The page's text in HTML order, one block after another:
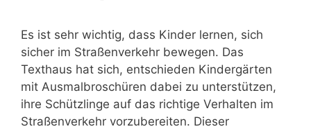
Es ist sehr wichtig, dass Kinder lernen, sich
sicher im Straßenverkehr bewegen. Das
Texthaus hat sich, entschieden Kindergärten
mit Ausmalbroschüren dabei zu unterstützen,
ihre Schützlinge auf das richtige Verhalten im
Straßenverkehr vorzubereiten. Dieser